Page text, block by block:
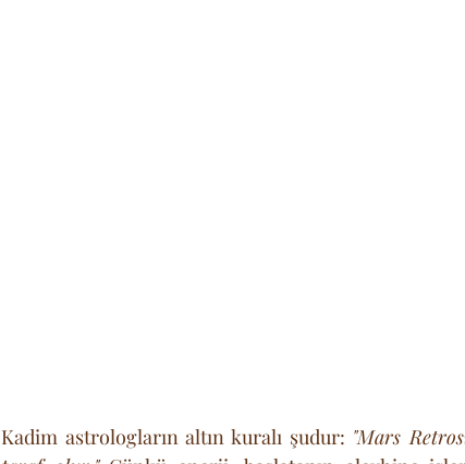
Kadim astrologların altın kuralı şudur: "Mars